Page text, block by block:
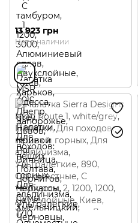
13 923 грн
Нет в наличии